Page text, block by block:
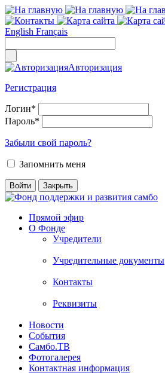
English Français
Авторизация
Регистрация
Логин*
Пароль*
Забыли свой пароль?
Запомнить меня
Прямой эфир
О Фонде
Учредители
Учредительные документы
Контакты
Реквизиты
Новости
События
Самбо.ТВ
Фотогалерея
Контактная информация